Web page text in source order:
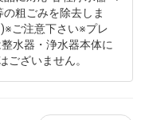
の粗ごみを除去しま
ご注意下さい※プレ
水器・浄水器本体に
ございません。